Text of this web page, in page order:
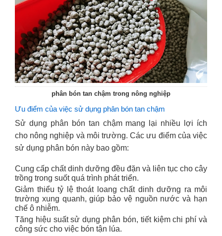
phân bón tan chậm trong nông nghiệp
Ưu điểm của việc sử dụng phân bón tan chậm
Sử dụng phân bón tan chậm mang lại nhiều lợi ích
cho nông nghiệp và môi trường. Các ưu điểm của việc
sử dụng phân bón này bao gồm:
Cung cấp chất dinh dưỡng đều đặn và liên tục cho cây
trồng trong suốt quá trình phát triển.
Giảm thiểu tỷ lệ thoát loang chất dinh dưỡng ra môi
trường xung quanh, giúp bảo vệ nguồn nước và hạn
chế ô nhiễm.
Tăng hiệu suất sử dụng phân bón, tiết kiệm chi phí và
công sức cho việc bón tận lúa.